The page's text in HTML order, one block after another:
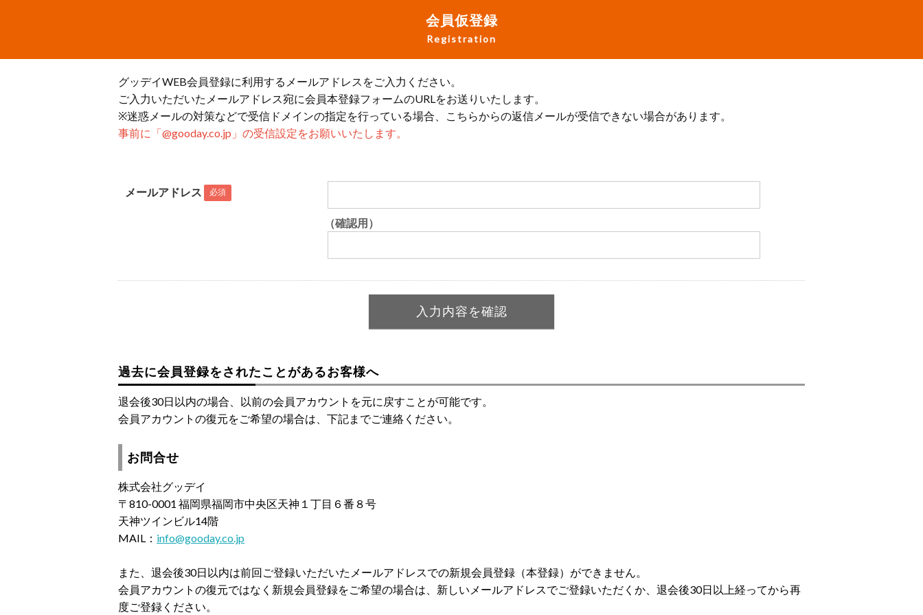
会員仮登録
Registration
グッデイWEB会員登録に利用するメールアドレスをご入力ください。
ご入力いただいたメールアドレス宛に会員本登録フォームのURLをお送りいたします。
※迷惑メールの対策などで受信ドメインの指定を行っている場合、こちらからの返信メールが受信できない場合があります。
事前に「@gooday.co.jp」の受信設定をお願いいたします。
メールアドレス 必須
（確認用）
過去に会員登録をされたことがあるお客様へ
退会後30日以内の場合、以前の会員アカウントを元に戻すことが可能です。
会員アカウントの復元をご希望の場合は、下記までご連絡ください。
お問合せ
株式会社グッデイ
〒810-0001 福岡県福岡市中央区天神１丁目６番８号
天神ツインビル14階
MAIL： info@gooday.co.jp
また、退会後30日以内は前回ご登録いただいたメールアドレスでの新規会員登録（本登録）ができません。
会員アカウントの復元ではなく新規会員登録をご希望の場合は、新しいメールアドレスでご登録いただくか、退会後30日以上経ってから再
度ご登録ください。